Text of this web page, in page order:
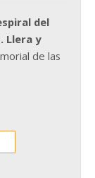
del
Llera y
de las